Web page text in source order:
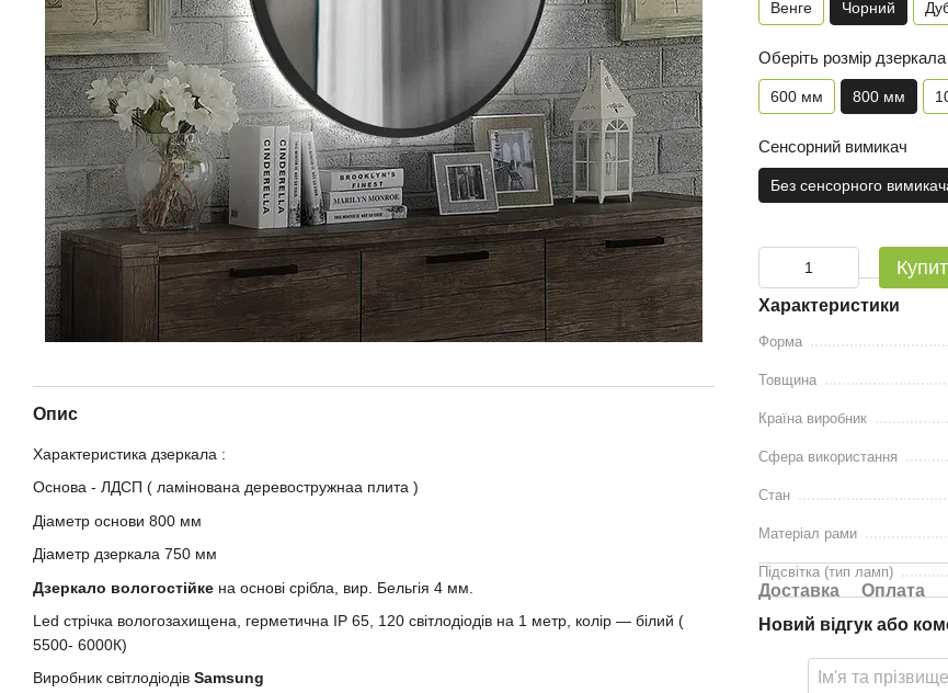
Опис
Характеристика дзеркала :
Основа - ЛДСП ( ламінована деревостружнаа плита )
Діаметр основи 800 мм
Діаметр дзеркала 750 мм
Дзеркало вологостійке на основі срібла, вир. Бельгія 4 мм.
Led стрічка вологозахищена, герметична IP 65, 120 світлодіодів на 1 метр, колір — білий (
5500- 6000К)
Виробник світлодіодів Samsung
Венге Чорний
Оберіть розмір дзеркала
600 мм 800 мм
Сенсорний вимикач
Без сенсорного
Характеристики
Форма
Товщина
Країна виробник
Сфера використання
Стан
Матеріал рами
Підсвітка (тип ламп)
Доставка
Оплата
Новий відгук або